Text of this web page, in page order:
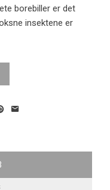
borebiller er det
insektene er